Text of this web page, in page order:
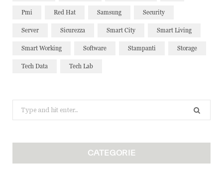
Pmi Red Hat Samsung Security
Server Sicurezza Smart City Smart Living
Smart Working Software Stampanti Storage
Tech Data Tech Lab
for:
CATEGORIE